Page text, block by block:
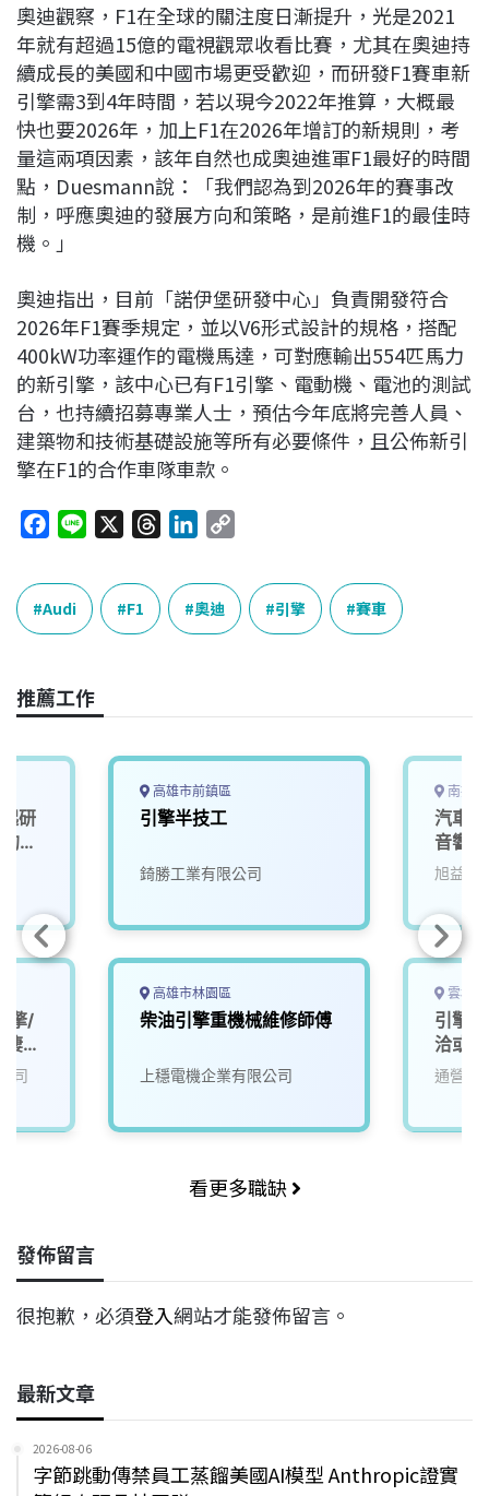
奧迪觀察，F1在全球的關注度日漸提升，光是2021
年就有超過15億的電視觀眾收看比賽，尤其在奧迪持
續成長的美國和中國市場更受歡迎，而研發F1賽車新
引擎需3到4年時間，若以現今2022年推算，大概最
快也要2026年，加上F1在2026年增訂的新規則，考
量這兩項因素，該年自然也成奧迪進軍F1最好的時間
點，Duesmann說：「我們認為到2026年的賽事改
制，呼應奧迪的發展方向和策略，是前進F1的最佳時
機。」
奧迪指出，目前「諾伊堡研發中心」負責開發符合
2026年F1賽季規定，並以V6形式設計的規格，搭配
400kW功率運作的電機馬達，可對應輸出554匹馬力
的新引擎，該中心已有F1引擎、電動機、電池的測試
台，也持續招募專業人士，預估今年底將完善人員、
建築物和技術基礎設施等所有必要條件，且公佈新引
擎在F1的合作車隊車款。
c
e
b
o
k
e
e
n
k
e
n
y
k
Audi F1 奧迪 引擎 賽車
推薦工作
研
未
擎/
棲
司
高雄市前鎮區
引擎半技工
錡勝工業有限公司
高雄市林園區
柴油引擎重機械維修師傅
上穩電機企業有限公司
南投
汽車
音響/
旭益汽
雲林
引擎
洽或
通營汽
看更多職缺
發佈留言
很抱歉，必須登入網站才能發佈留言。
最新文章
2026-08-06
字節跳動傳禁員工蒸餾美國AI模型 Anthropic證實